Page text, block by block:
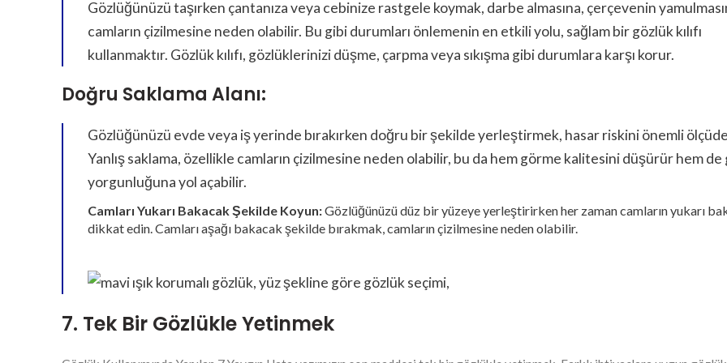
Gözlüğünüzü taşırken çantanıza veya cebinize rastgele koymak, darbe almasına, çerçevenin
camların çizilmesine neden olabilir. Bu gibi durumları önlemenin en etkili yolu, sağlam bir gözlük kılıfı
kullanmaktır. Gözlük kılıfı, gözlüklerinizi düşme, çarpma veya sıkışma gibi durumlara karşı korur.
Doğru Saklama Alanı:
Gözlüğünüzü evde veya iş yerinde bırakırken doğru bir şekilde yerleştirmek, hasar riskini önemli ölçüde
Yanlış saklama, özellikle camların çizilmesine neden olabilir, bu da hem görme kalitesini düşürür hem de
yorgunluğuna yol açabilir.
Camları Yukarı Bakacak Şekilde Koyun:Gözlüğünüzü düz bir yüzeye yerleştirirken her zaman camların yukarı
dikkat edin. Camları aşağı bakacak şekilde bırakmak, camların çizilmesine neden olabilir.
7. Tek Bir Gözlükle Yetinmek